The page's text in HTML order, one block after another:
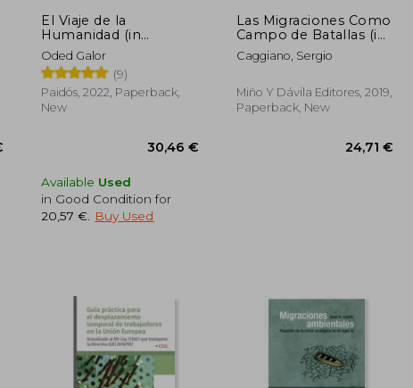
El Viaje de la
Humanidad (in
Spanish)
Oded Galor
(9)
Paidós, 2022, Paperback,
New
Available Used
in Good Condition for
20,57 €
Buy Used
Las Migraciones Como
Campo de Batallas (in
Spanish)
Caggiano, Sergio
Miño Y Dávila Editores, 2019,
Paperback, New